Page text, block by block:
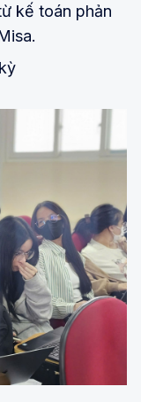
kế toán phản